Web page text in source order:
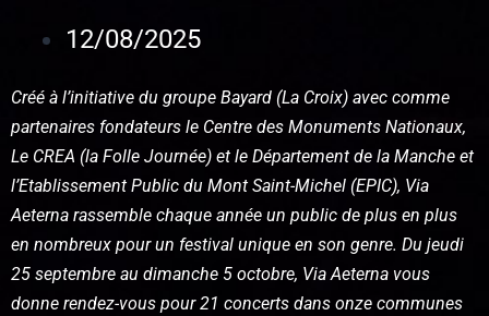
12/08/2025
Créé à l’initiative du groupe Bayard (La Croix) avec comme
partenaires fondateurs le Centre des Monuments Nationaux,
Le CREA (la Folle Journée) et le Département de la Manche et
l’Etablissement Public du Mont Saint-Michel (EPIC), Via
Aeterna rassemble chaque année un public de plus en plus
en nombreux pour un festival unique en son genre. Du jeudi
25 septembre au dimanche 5 octobre, Via Aeterna vous
donne rendez-vous pour 21 concerts dans onze communes